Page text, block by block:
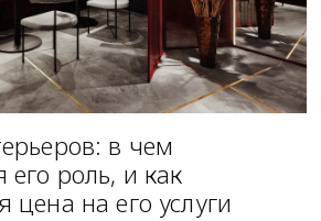
в чем
его роль, и как
цена на его услуги